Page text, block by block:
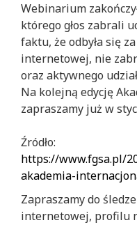
Webinarium
którego głos zabrali
faktu, że odbyła się
internetowej, nie
oraz aktywnego
Na kolejną edycję
zapraszamy już w
Źródło:
https://www.fgsa.pl/
akademia-
Zapraszamy do
internetowej, profilu